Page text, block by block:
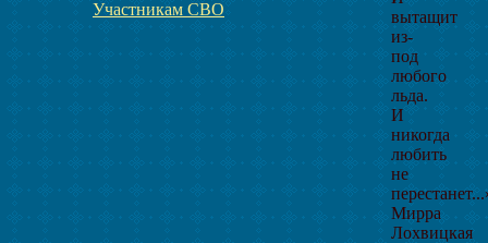
Участникам СВО
вытащит
из-
под
любого
льда.
И
никогда
любить
не
Мирра
Лохвицкая